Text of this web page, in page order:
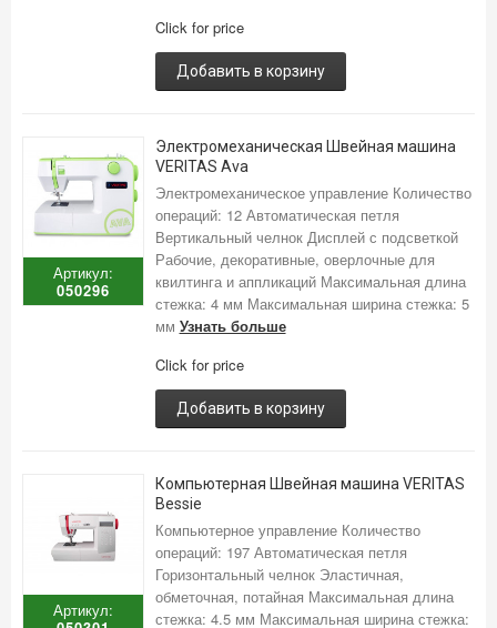
Click for price
Добавить в корзину
Артикул:
050296
Электромеханическая Швейная машина
VERITAS Ava
Электромеханическое управление Количество
операций: 12 Автоматическая петля
Вертикальный челнок Дисплей с подсветкой
Рабочие, декоративные, оверлочные для
квилтинга и аппликаций Максимальная длина
стежка: 4 мм Максимальная ширина стежка: 5
мм Узнать больше
Click for price
Добавить в корзину
Артикул:
Компьютерная Швейная машина VERITAS
Bessie
Компьютерное управление Количество
операций: 197 Автоматическая петля
Горизонтальный челнок Эластичная,
обметочная, потайная Максимальная длина
стежка: 4.5 мм Максимальная ширина стежка: